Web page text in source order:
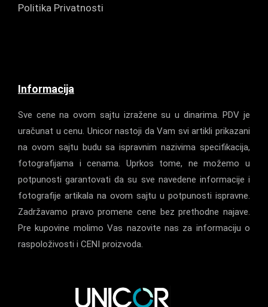
Politika Privatnosti
Informacija
Sve cene na ovom sajtu izražene su u dinarima. PDV je
uračunat u cenu. Unicor nastoji da Vam svi artikli prikazani
na ovom sajtu budu sa ispravnim nazivima specifikacija,
fotografijama i cenama. Uprkos tome, ne možemo u
potpunosti garantovati da su sve navedene informacije i
fotografije artikala na ovom sajtu u potpunosti ispravne.
Zadržavamo pravo promene cene bez prethodne najave.
Pre kupovine molimo Vas nazovite nas za informaciju o
raspoloživosti i CENI proizvoda.